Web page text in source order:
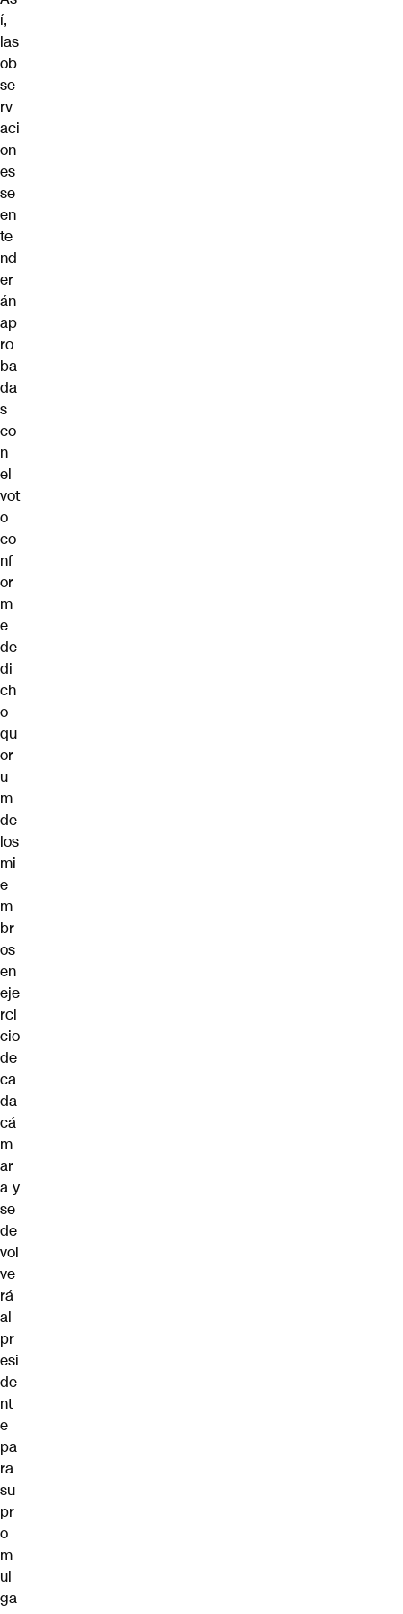
í,
las
ob
se
rv
aci
on
es
se
en
te
nd
er
án
ap
ro
ba
da
s
co
n
el
vot
o
co
nf
or
m
e
de
di
ch
o
qu
or
u
m
de
los
mi
e
m
br
os
en
eje
rci
cio
de
ca
da
cá
m
ar
a y
se
de
vol
ve
rá
al
pr
esi
de
nt
e
pa
ra
su
pr
o
m
ul
ga